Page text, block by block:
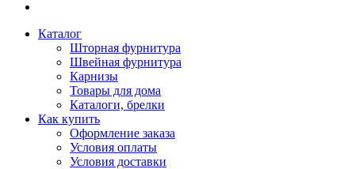
Каталог
Шторная фурнитура
Швейная фурнитура
Карнизы
Товары для дома
Каталоги, брелки
Как купить
Оформление заказа
Условия оплаты
Условия доставки